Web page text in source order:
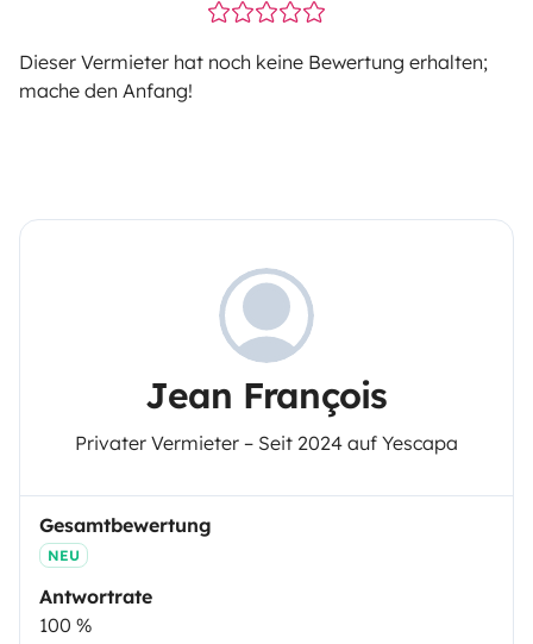
Dieser Vermieter hat noch keine Bewertung erhalten;
mache den Anfang!
Jean François
Privater Vermieter – Seit 2024 auf Yescapa
Gesamtbewertung
NEU
Antwortrate
100 %